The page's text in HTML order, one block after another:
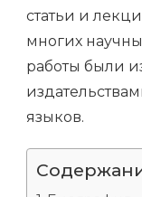
статьи и
многих
работы были
языков.